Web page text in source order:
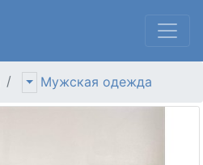
Мужская одежда